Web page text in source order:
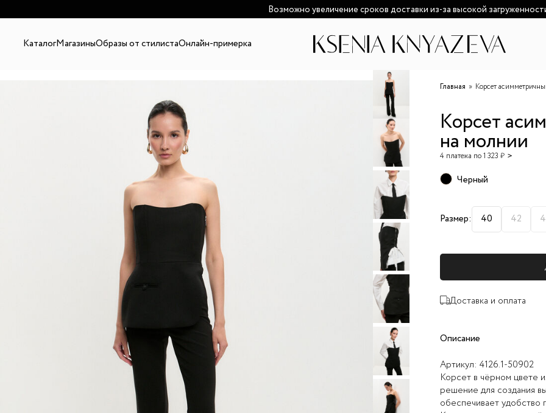
Возможно увеличение сроков доставки из-за высокой
КаталогМагазиныОбразы от стилистаОнлайн-примерка
Главная Корсет
Корсет
на молнии
4 платежа по 1 323 ₽
Черный
Размер: 40 42
Доставка и оплата
Описание
Артикул: 4126.1-50902
Корсет в чёрном цвете
решение для создания
обеспечивает удобство